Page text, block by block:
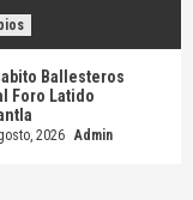
Ballesteros
Foro Latido
2026 Admin